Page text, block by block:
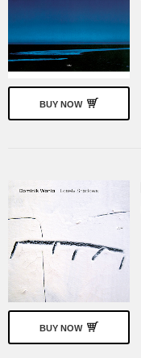
BUY NOW
BUY NOW